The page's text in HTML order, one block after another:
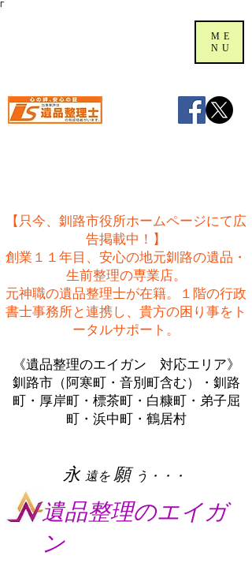
Γ
​永 遠を 願 う・・・
遺品整理のエイガ
ン
【只今、釧路市役所ホームページにて広
告掲載中！】
創業１１年目、安心の地元釧路の遺品・
生前整理の専業店。
​元神職の遺品整理士が在籍。１階の行政
書士事務所と連携し、貴方の困り事をト
ータルサポート。
《遺品整理のエイガン 対応エリア》
釧路市（阿寒町・音別町含む）・釧路
町・厚岸町・標茶町・白糠町・弟子屈
町・浜中町・鶴居村
ME
NU